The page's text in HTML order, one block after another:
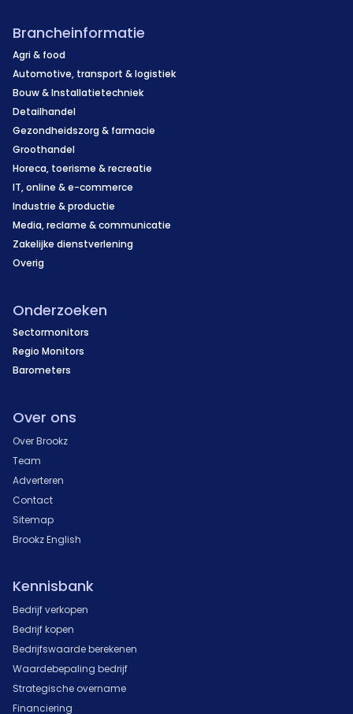
Brancheinformatie
Agri & food
Automotive, transport & logistiek
Bouw & Installatietechniek
Detailhandel
Gezondheidszorg & farmacie
Groothandel
Horeca, toerisme & recreatie
IT, online & e-commerce
Industrie & productie
Media, reclame & communicatie
Zakelijke dienstverlening
Overig
Onderzoeken
Sectormonitors
Regio Monitors
Barometers
Over ons
Over Brookz
Team
Adverteren
Contact
Sitemap
Brookz English
Kennisbank
Bedrijf verkopen
Bedrijf kopen
Bedrijfswaarde berekenen
Waardebepaling bedrijf
Strategische overname
Financiering